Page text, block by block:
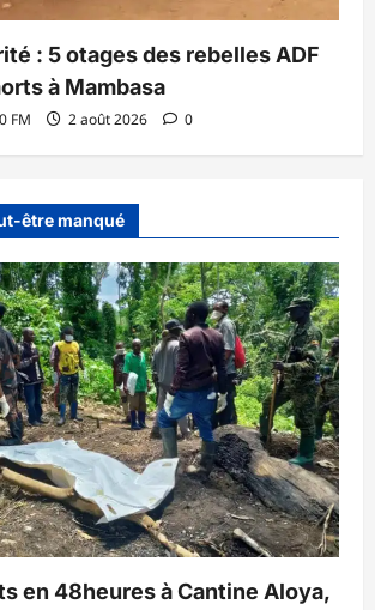
: 5 otages des rebelles ADF
à Mambasa
FM 2 août 2026 0
être manqué
en 48heures à Cantine Aloya,